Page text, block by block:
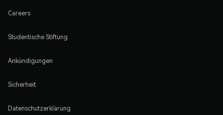
Careers
Studentische Stiftung
Ankündigungen
Sicherheit
Datenschutzerklärung